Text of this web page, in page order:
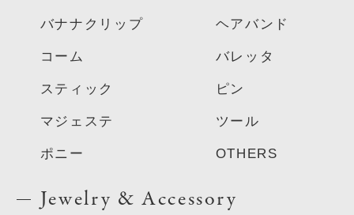
バナナクリップ
コーム
スティック
マジェステ
ポニー
ヘアバンド
バレッタ
ピン
ツール
OTHERS
Jewelry & Accessory